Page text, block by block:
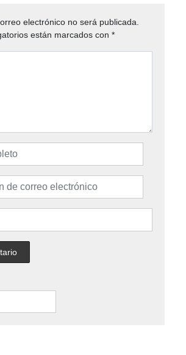
electrónico no será publicada.
están marcados con *